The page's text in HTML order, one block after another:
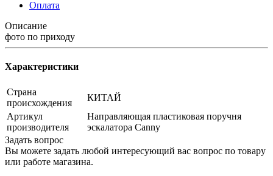
Оплата
Описание
фото по приходу
Характеристики
Страна
происхождения
КИТАЙ
Артикул
производителя
Направляющая пластиковая поручня
эскалатора Canny
Задать вопрос
Вы можете задать любой интересующий вас вопрос по товару
или работе магазина.